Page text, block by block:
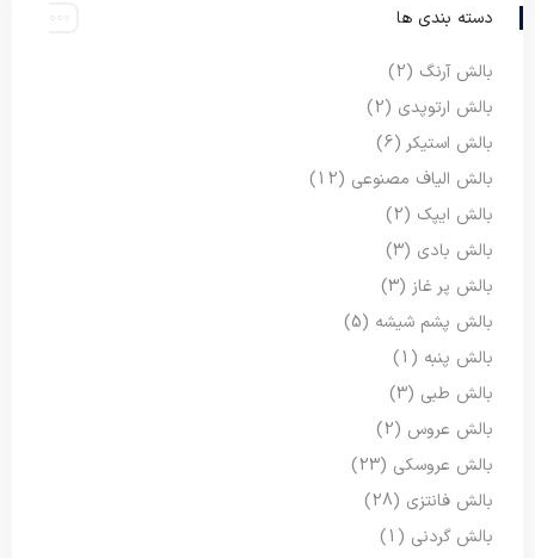
دسته بندی ها
بالش آرنگ (2)
بالش ارتوپدی (2)
بالش استیکر (6)
بالش الیاف مصنوعی (12)
بالش ایپک (2)
بالش بادی (3)
بالش پر غاز (3)
بالش پشم شیشه (5)
بالش پنبه (1)
بالش طبی (3)
بالش عروس (2)
بالش عروسکی (23)
بالش فانتزی (28)
بالش گردنی (1)